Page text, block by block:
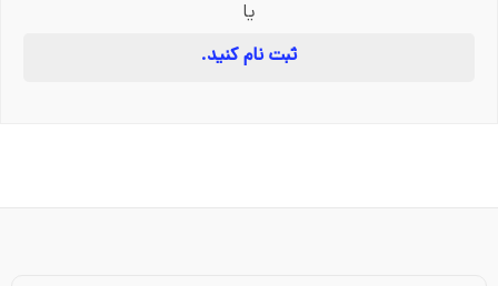
یا
ثبت نام کنید.